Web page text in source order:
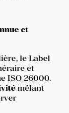
et
le Label
et
ISO 26000.
mêlant